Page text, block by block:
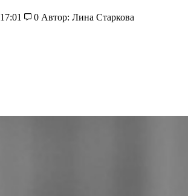
17:01 0 Автор: Лина Старкова